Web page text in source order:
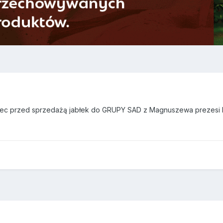
przed sprzedażą jabłek do GRUPY SAD z Magnuszewa